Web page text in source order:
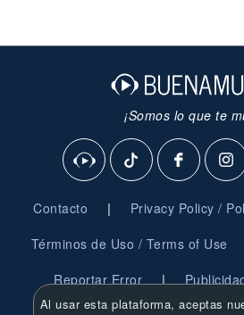
¡Somos lo que te
Contacto | Privacy Policy /
Términos de Uso / Terms of Use
Reportar Error |
Al usar esta plataforma, aceptas